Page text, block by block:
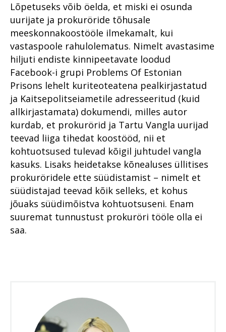
Lõpetuseks võib öelda, et miski ei osunda
uurijate ja prokuröride tõhusale
meeskonnakoostööle ilmekamalt, kui
vastaspoole rahulolematus. Nimelt avastasime
hiljuti endiste kinnipeetavate loodud
Facebook-i grupi Problems Of Estonian
Prisons lehelt kuriteoteatena pealkirjastatud
ja Kaitsepolitseiametile adresseeritud (kuid
allkirjastamata) dokumendi, milles autor
kurdab, et prokurörid ja Tartu Vangla uurijad
teevad liiga tihedat koostööd, nii et
kohtuotsused tulevad kõigil juhtudel vangla
kasuks. Lisaks heidetakse kõnealuses üllitises
prokuröridele ette süüdistamist – nimelt et
süüdistajad teevad kõik selleks, et kohus
jõuaks süüdimõistva kohtuotsuseni. Enam
suuremat tunnustust prokuröri tööle olla ei
saa.